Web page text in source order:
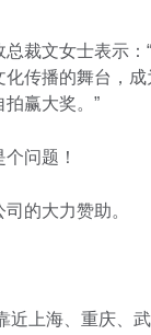
裁文女士表示
传播的舞台，
赢大奖。”
问题！
的大力赞助。
近上海、重庆、